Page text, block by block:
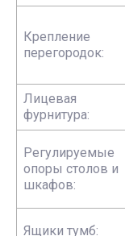
Крепление
перегородок:
Лицевая
фурнитура:
Регулируемые
опоры столов и
шкафов:
Ящики тумб: